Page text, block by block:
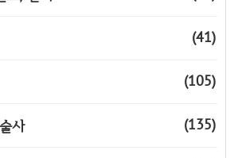
(41)
(105)
사 (135)